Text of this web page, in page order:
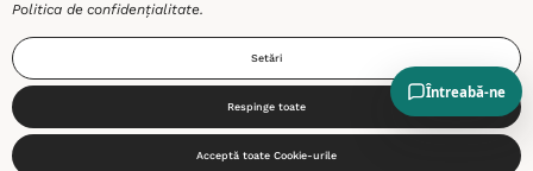
Politica de confidențialitate.
Setări
Respinge toate
Acceptă toate Cookie-urile